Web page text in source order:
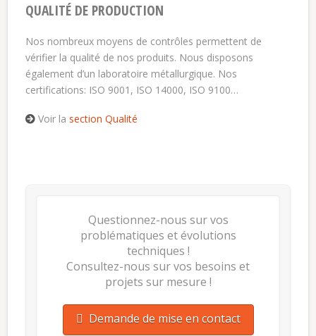
QUALITÉ DE PRODUCTION
Nos nombreux moyens de contrôles permettent de
vérifier la qualité de nos produits. Nous disposons
également d’un laboratoire métallurgique. Nos
certifications: ISO 9001, ISO 14000, ISO 9100…
Voir lasection Qualité
Questionnez-nous sur vos
problématiques et évolutions
techniques !
Consultez-nous sur vos besoins et
projets sur mesure !
Demande de mise en contact